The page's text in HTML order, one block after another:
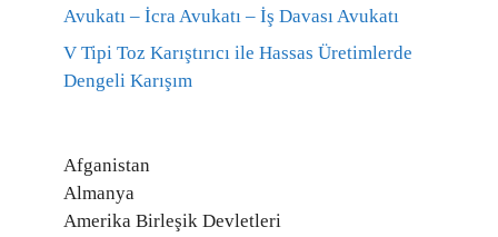
Avukatı – İcra Avukatı – İş Davası Avukatı
V Tipi Toz Karıştırıcı ile Hassas Üretimlerde
Dengeli Karışım
Afganistan
Almanya
Amerika Birleşik Devletleri